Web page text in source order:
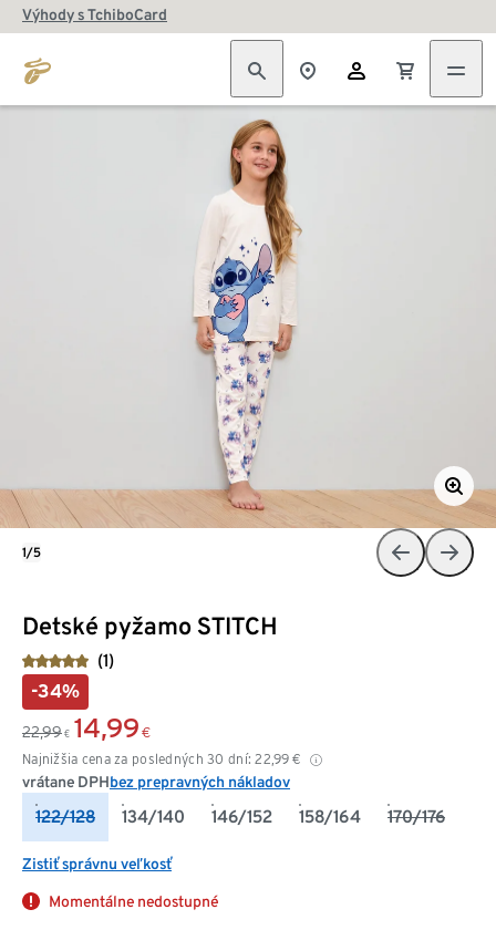
Výhody s TchiboCard
Detské pyžamo STITCH
(1)
-34%
22,99 € 14,99 €
Najnižšia cena za posledných 30 dní: 22,99 €
vrátane DPHbez prepravných nákladov
122/128 134/140 146/152 158/164 170/176
Zistiť správnu veľkosť
Momentálne nedostupné
1/5